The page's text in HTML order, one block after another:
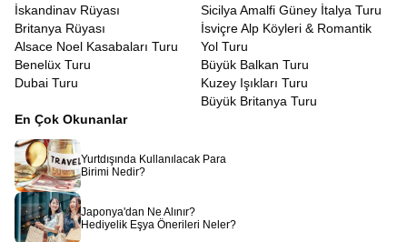
İskandinav Rüyası
Britanya Rüyası
Alsace Noel Kasabaları Turu
Benelüx Turu
Dubai Turu
Sicilya Amalfi Güney İtalya Turu
İsviçre Alp Köyleri & Romantik
Yol Turu
Büyük Balkan Turu
Kuzey Işıkları Turu
Büyük Britanya Turu
En Çok Okunanlar
Yurtdışında Kullanılacak Para
Birimi Nedir?
Japonya'dan Ne Alınır?
Hediyelik Eşya Önerileri Neler?